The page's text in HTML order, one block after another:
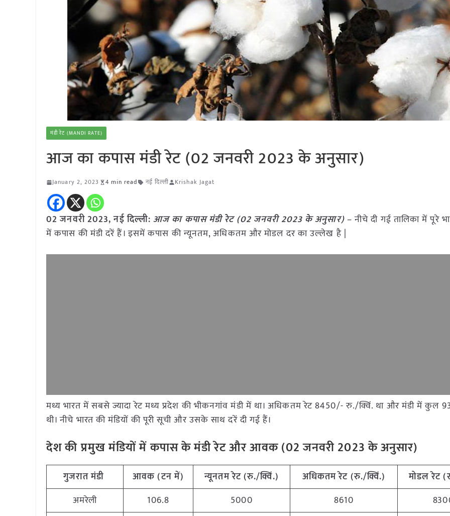
मंडी रेट (MANDI RATE)
आज का कपास मंडी रेट (02 जनवरी 2023 के अनुसार)
January 2, 2023 4 min read नई दिल्ली Krishak Jagat
02 जनवरी 2023, नई दिल्ली: आज का कपास मंडी रेट (02 जनवरी 2023 के अनुसार)– नीचे दी गई तालिका में पूरे
में कपास की मंडी दरें हैं। इसमें कपास की न्यूनतम, अधिकतम और मोडल दर का उल्लेख है |
मध्य भारत में सबसे ज्यादा रेट मध्य प्रदेश की भीकनगांव मंडी में था। अधिकतम रेट 8450/- रु./क्विं. था और मंडी में कुल
थी। नीचे भारत की मंडियों की पूरी सूची और उसके साथ दरें दी गई हैं।
देश की प्रमुख मंडियों में कपास के मंडी रेट और आवक (02 जनवरी 2023के अनुसार)
गुजरात मंडी आवक (टन में) न्यूनतम रेट (रु./क्विं.) अधिकतम रेट (रु./क्विं.)
मोडल रेट
अमरेली
106.8 5000 8610